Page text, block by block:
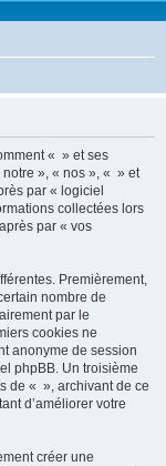
« » et ses
», « nos », « » et
par « logiciel
collectées lors
par « vos
Premièrement,
nombre de
par le
cookies ne
anonyme de session
phpBB. Un troisième
de « », archivant de ce
d’améliorer votre
créer une